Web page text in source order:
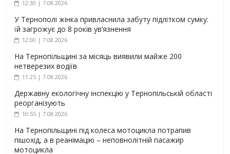
12:30 | 7.08.2026
У Тернополі жінка привласнила забуту підлітком сумку:
їй загрожує до 8 років ув’язнення
12:00 | 7.08.2026
На Тернопільщині за місяць виявили майже 200
нетверезих водіїв
11:25 | 7.08.2026
Державну екологічну інспекцію у Тернопільській області
реорганізують
10:55 | 7.08.2026
На Тернопільщині під колеса мотоцикла потрапив
пішохід, а в реанімацію – неповнолітній пасажир
мотоцикла